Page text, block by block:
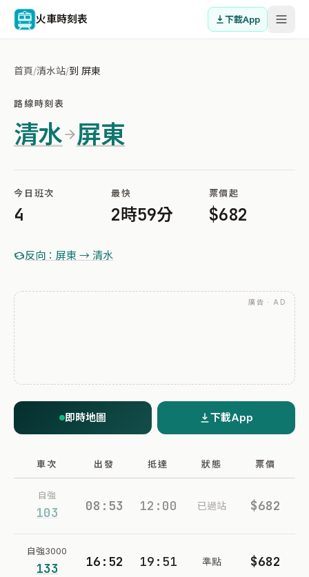
火車時刻表 下載App
首頁/清水站/到 屏東
路線時刻表
清水 屏東
今日班次
4
最快
2時59分
票價起
$682
反向：屏東 → 清水
廣告 · AD
即時地圖 下載App
車次 出發 抵達 狀態 票價
自強
103 08:53 12:00 已過站 $682
自強3000
133 16:52 19:51 準點 $682